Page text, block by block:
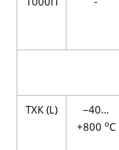
TХК (L)
–40…
+800 оС